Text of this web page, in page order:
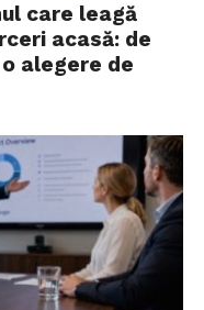
care leagă
acasă: de
alegere de